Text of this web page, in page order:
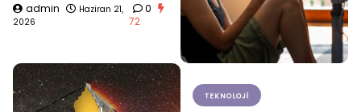
admin
Haziran 21,
2026
0
72
TEKNOLOJI